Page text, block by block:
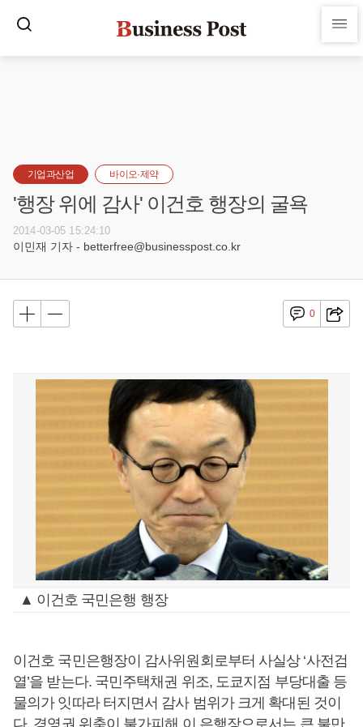
기업과산업 바이오·제약
'행장 위에 감사' 이건호 행장의 굴욕
2014-03-05 15:24:10
이민재 기자 - betterfree@businesspost.co.kr
0
▲ 이건호 국민은행 행장
이건호 국민은행장이 감사위원회로부터 사실상 ‘사전검
열’을 받는다. 국민주택채권 위조, 도쿄지점 부당대출 등
물의가 잇따라 터지면서 감사 범위가 크게 확대된 것이
다. 경영권 위축이 불가피해 이 은행장으로서는 큰 불만